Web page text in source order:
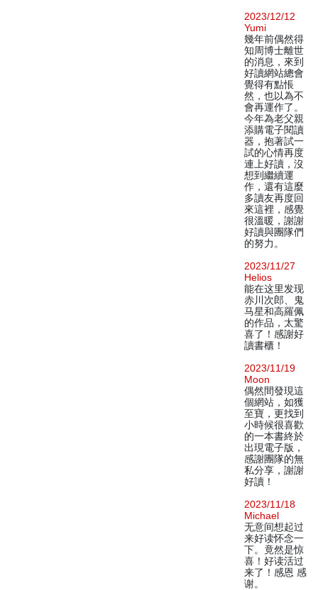
2023/12/12
Yumi
幾年前偶然得
知周博士離世
的消息，來到
好讀網站總會
覺得有點悵
然，也以為不
會再運作了。
今年為老父親
添購電子閱讀
器，抱著試一
試的心情再度
連上好讀，沒
想到繼續運
作，還有這麼
多讀友再度回
來這裡，感覺
很溫暖，謝謝
好讀與團隊們
的努力。
2023/11/27
Helios
能在这里发现
赤川次郎、鬼
马星和高羅佩
的作品，太驚
喜了！感謝好
讀書櫃！
2023/11/19
Moon
偶然間發現這
個網站，如獲
至寶，更找到
小時候很喜歡
的一本書終於
出現電子版，
感謝團隊的無
私分享，謝謝
好讀！
2023/11/18
Michael
无意间想起过
来好读怀念一
下。竟然是惊
喜！好读活过
来了！感恩 感
谢。